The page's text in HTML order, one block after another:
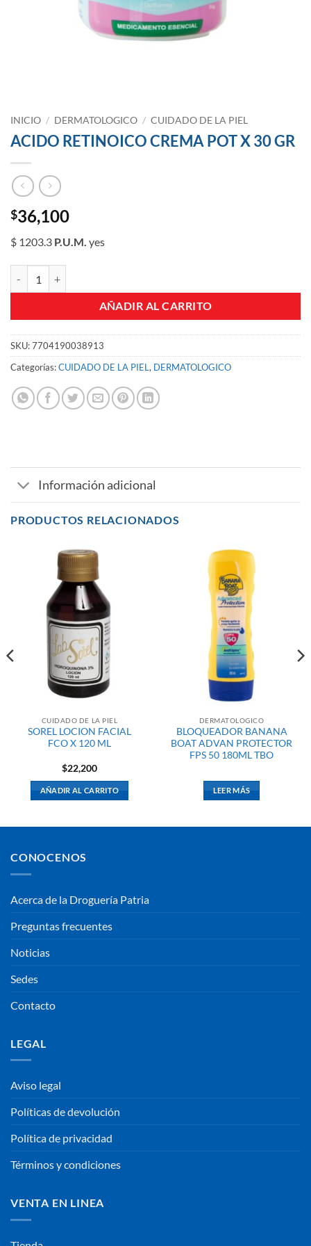
INICIO / DERMATOLOGICO / CUIDADO DE LA PIEL
ACIDO RETINOICO CREMA POT X 30 GR
$36,100
$ 1203.3 P.U.M. yes
AÑADIR AL CARRITO
SKU:7704190038913
Categorías:CUIDADO DE LA PIEL, DERMATOLOGICO
Información adicional
PRODUCTOS RELACIONADOS
CUIDADO DE LA PIEL
SOREL LOCION FACIAL
FCO X 120 ML
$22,200
AÑADIR AL CARRITO
DERMATOLOGICO
BLOQUEADOR BANANA
BOAT ADVAN PROTECTOR
FPS 50 180ML TBO
LEER MÁS
CONOCENOS
Acerca de la Droguería Patria
Preguntas frecuentes
Noticias
Sedes
Contacto
LEGAL
Aviso legal
Políticas de devolución
Política de privacidad
Términos y condiciones
VENTA EN LINEA